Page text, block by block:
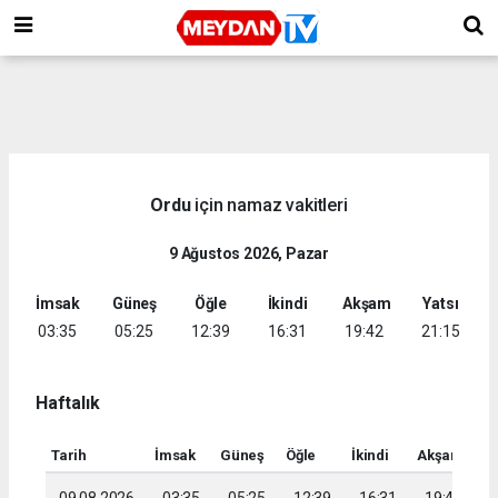
Orduiçin namaz vakitleri
9 Ağustos 2026, Pazar
İmsak
03:35
Güneş
05:25
Öğle
12:39
İkindi
16:31
Akşam
19:42
Yatsı
21:15
Haftalık
Tarih İmsak Güneş Öğle İkindi Akşam